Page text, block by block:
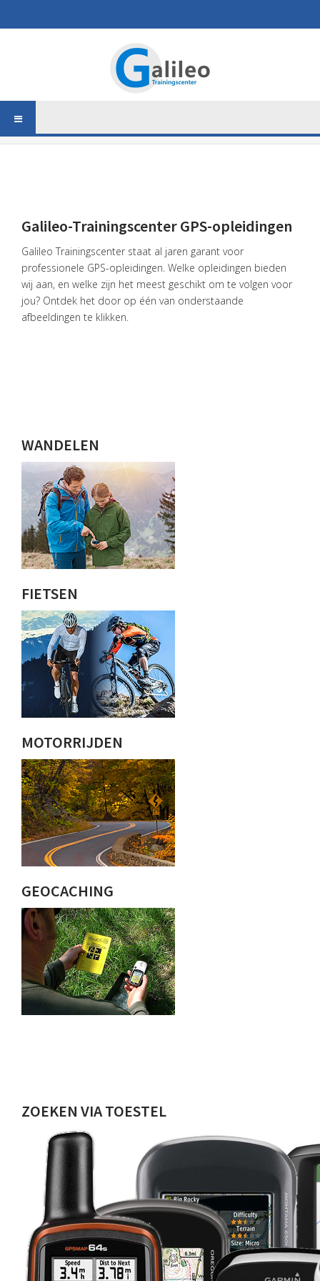
Galileo-Trainingscenter GPS-opleidingen
Galileo Trainingscenter staat al jaren garant voor
professionele GPS-opleidingen. Welke opleidingen bieden
wij aan, en welke zijn het meest geschikt om te volgen voor
jou? Ontdek het door op één van onderstaande
afbeeldingen te klikken.
WANDELEN
FIETSEN
MOTORRIJDEN
GEOCACHING
ZOEKEN VIA TOESTEL